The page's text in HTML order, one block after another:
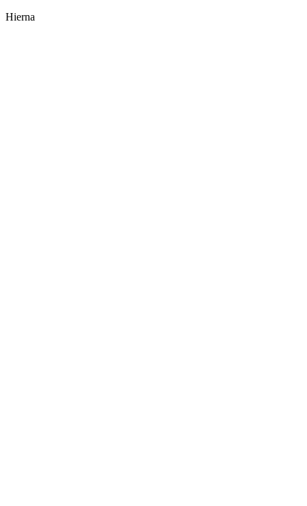
Hierna